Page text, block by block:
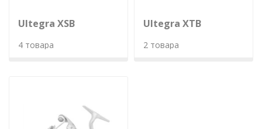
Ultegra XSB
4 товара
Ultegra XTB
2 товара